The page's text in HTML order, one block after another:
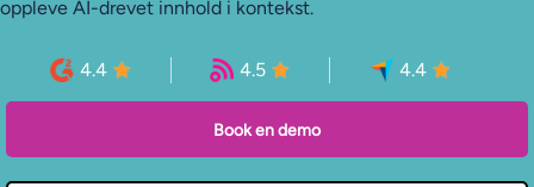
oppleve AI-drevet innhold i kontekst.
4.4 4.5 4.4
Book en demo